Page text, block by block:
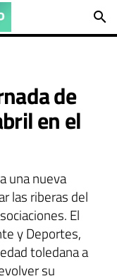
search
de
en el
una nueva
las riberas del
El
y Deportes,
toledana a
su